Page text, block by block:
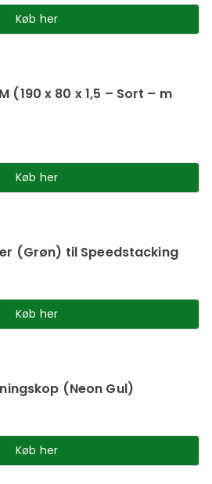
Køb her
(190 x 80 x 1,5 – Sort – m
Køb her
(Grøn) til Speedstacking
Køb her
(Neon Gul)
Køb her